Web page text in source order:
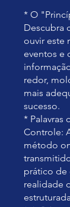
* O
Descubra
ouvir este
eventos e
redor,
mais
sucesso.
* Palavras
Controle:
método
prático de
realidade